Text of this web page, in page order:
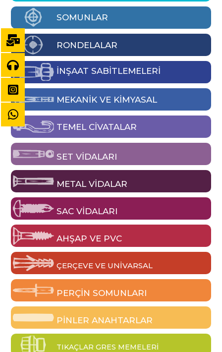
SOMUNLAR
RONDELALAR
İNŞAAT SABİTLEMELERİ
MEKANIK VE KIMYASAL
TEMEL CIVATALAR
SET VIDALARI
METAL VIDALAR
SAC VIDALARI
AHŞAP VE PVC
ÇERÇEVE VE UNIVARSAL
PERÇIN SOMUNLARI
PINLER ANAHTARLAR
TIKAÇLAR GRES MEMELERI